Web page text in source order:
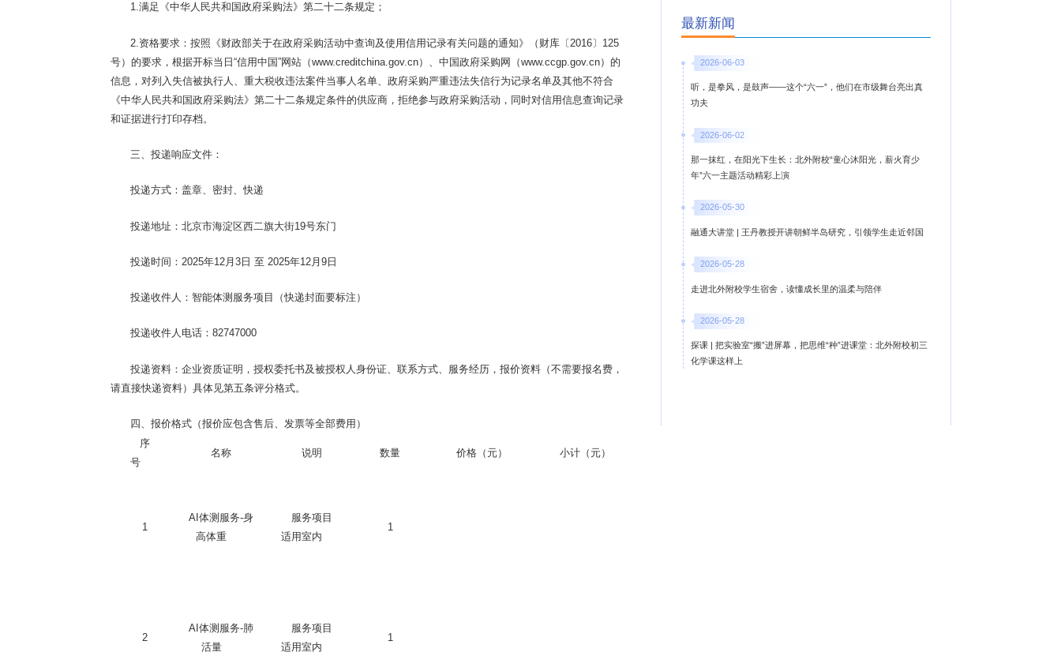
1.满足《中华人民共和国政府采购法》第二十二条规定；
2. 资格要求：按照《财政部关于在政府采购活动中查询及使用信用记录有关问题的通知》（财库〔2016〕125
号）的要求，根据开标当日“信用中国”网站（www.creditchina.gov.cn）、中国政府采购网（www.ccgp.gov.cn）的
信息，对列入失信被执行人、重大税收违法案件当事人名单、政府采购严重违法失信行为记录名单及其他不符合
《中华人民共和国政府采购法》第二十二条规定条件的供应商，拒绝参与政府采购活动，同时对信用信息查询记录
和证据进行打印存档。
三、投递响应文件 ：
投递方式：盖章、密封、快递
投递地址：北京市海淀区西二旗大街19号东门
投递时间： 2025年12月3 日 至 2025年12月9 日
投递收件人：智能体测服务项目（快递封面要标注）
投递收件人电话：82747000
投递资料：企业资质证明，授权委托书及被授权人身份证、联系方式、服务经历，报价资料（不需要报名费，
请直接快递资料）具体见第五条评分格式。
四、报价格式（报价应包含售后、发票等全部费用）
序
号
名称 说明 数量 价格（元） 小计（元）
1
AI体测服务-身
高体重
服务项目
适用室内
1
2
AI体测服务-肺
活量
服务项目
适用室内
1
最新新闻
2026-06-03
听，是拳风，是鼓声——这个“六一”，他们在市级舞台亮出真
功夫
2026-06-02
那一抹红，在阳光下生长：北外附校“童心沐阳光，薪火育少
年”六一主题活动精彩上演
2026-05-30
融通大讲堂 | 王丹教授开讲朝鲜半岛研究，引领学生走近邻国
2026-05-28
走进北外附校学生宿舍，读懂成长里的温柔与陪伴
2026-05-28
探课 | 把实验室“搬”进屏幕，把思维“种”进课堂：北外附校初三
化学课这样上